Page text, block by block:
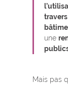
une
Mais pas